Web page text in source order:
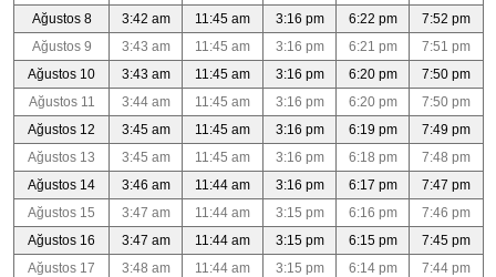
Ağustos 8
3:42 am 11:45 am 3:16 pm 6:22 pm
7:52 pm
Ağustos 9
3:43 am 11:45 am 3:16 pm 6:21 pm
7:51 pm
Ağustos 10
3:43 am 11:45 am 3:16 pm 6:20 pm
7:50 pm
Ağustos 11
3:44 am 11:45 am 3:16 pm 6:20 pm
7:50 pm
Ağustos 12
3:45 am 11:45 am 3:16 pm 6:19 pm
7:49 pm
Ağustos 13
3:45 am 11:45 am 3:16 pm 6:18 pm
7:48 pm
Ağustos 14
3:46 am 11:44 am 3:16 pm 6:17 pm
7:47 pm
Ağustos 15
3:47 am 11:44 am 3:15 pm 6:16 pm
7:46 pm
Ağustos 16
3:47 am 11:44 am 3:15 pm 6:15 pm
7:45 pm
Ağustos 17
3:48 am 11:44 am 3:15 pm 6:14 pm
7:44 pm